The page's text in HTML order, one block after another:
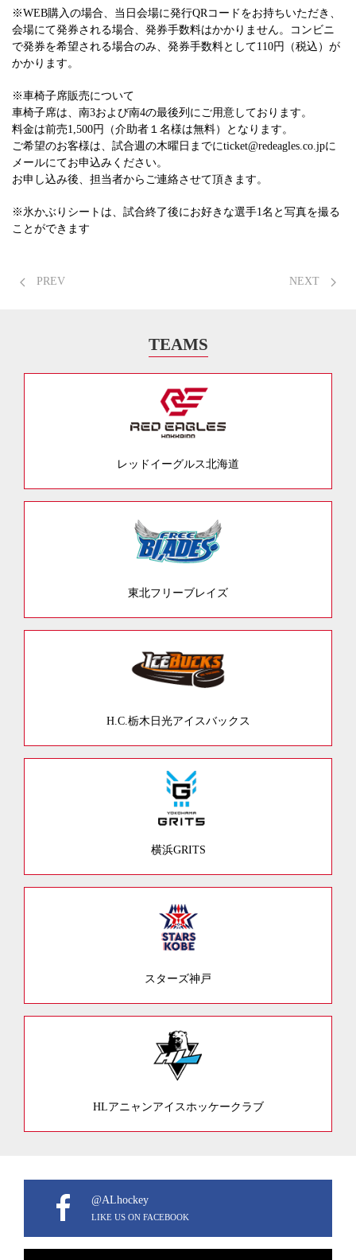
※WEB購入の場合、当日会場に発行QRコードをお持ちいただき、
会場にて発券される場合、発券手数料はかかりません。コンビニ
で発券を希望される場合のみ、発券手数料として110円（税込）が
かかります。
※車椅子席販売について
車椅子席は、南3および南4の最後列にご用意しております。
料金は前売1,500円（介助者１名様は無料）となります。
ご希望のお客様は、試合週の木曜日までにticket@redeagles.co.jpに
メールにてお申込みください。
お申し込み後、担当者からご連絡させて頂きます。
※氷かぶりシートは、試合終了後にお好きな選手1名と写真を撮る
ことができます
PREV NEXT
TEAMS
レッドイーグルス北海道
東北フリーブレイズ
H.C.栃木日光アイスバックス
横浜GRITS
スターズ神戸
HLアニャンアイスホッケークラブ
@ALhockey
LIKE US ON FACEBOOK